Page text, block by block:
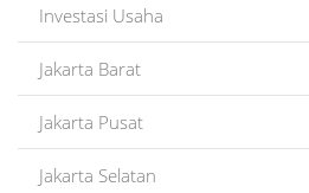
Investasi Usaha
Jakarta Barat
Jakarta Pusat
Jakarta Selatan